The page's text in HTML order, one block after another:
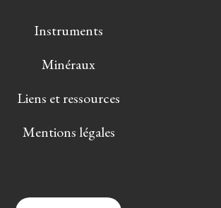
Instruments
Minéraux
Liens et ressources
Mentions légales